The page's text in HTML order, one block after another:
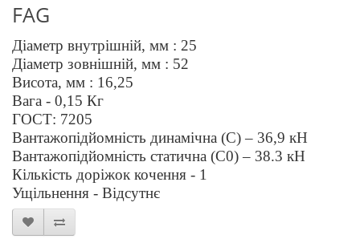
FAG
Діаметр внутрішній, мм : 25
Діаметр зовнішній, мм : 52
Висота, мм : 16,25
Вага - 0,15 Кг
ГОСТ: 7205
Вантажопідйомність динамічна (C) – 36,9 кН
Вантажопідйомність статична (C0) – 38.3 кН
Кількість доріжок кочення - 1
Ущільнення - Відсутнє